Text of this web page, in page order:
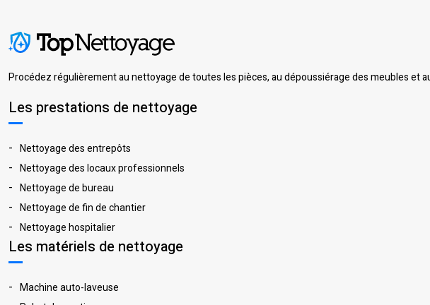
Procédez régulièrement au nettoyage de toutes les pièces, au dépoussiérage des meubles et
Les prestations de nettoyage
Nettoyage des entrepôts
Nettoyage des locaux professionnels
Nettoyage de bureau
Nettoyage de fin de chantier
Nettoyage hospitalier
Les matériels de nettoyage
Machine auto-laveuse